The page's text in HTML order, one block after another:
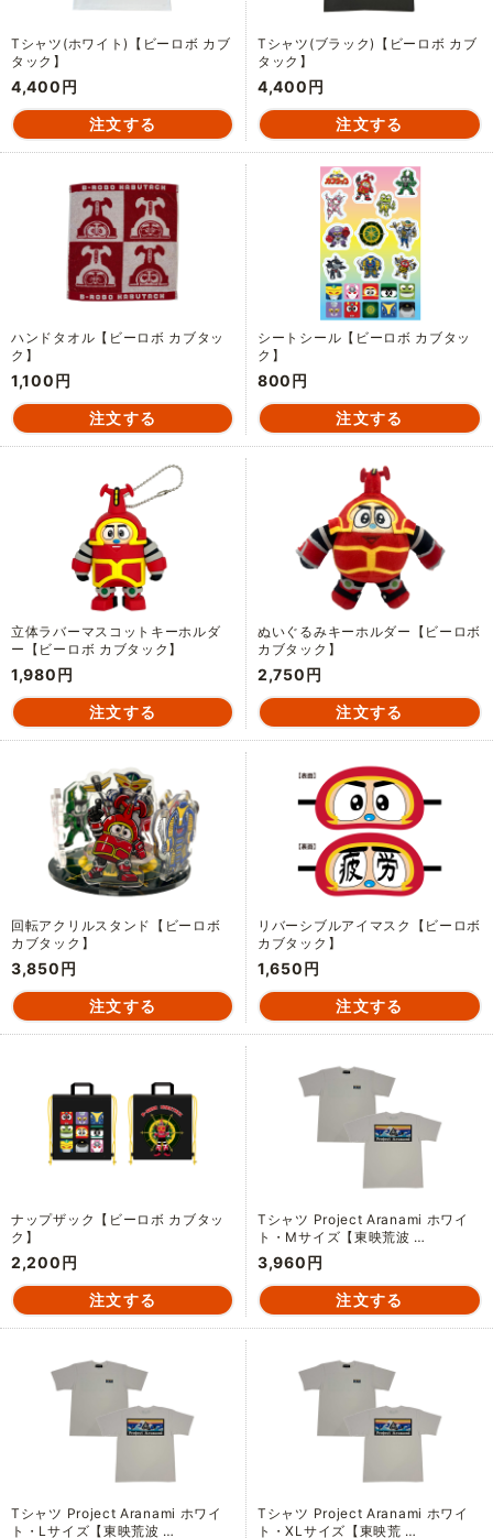
Tシャツ(ホワイト)【ビーロボ カブ
タック】
4,400円
Tシャツ(ブラック)【ビーロボ カブ
タック】
4,400円
ハンドタオル【ビーロボ カブタッ
ク】
1,100円
シートシール【ビーロボ カブタッ
ク】
800円
立体ラバーマスコットキーホルダ
ー【ビーロボ カブタック】
1,980円
ぬいぐるみキーホルダー【ビーロボ
カブタック】
2,750円
回転アクリルスタンド【ビーロボ
カブタック】
3,850円
リバーシブルアイマスク【ビーロボ
カブタック】
1,650円
ナップザック【ビーロボ カブタッ
ク】
2,200円
Tシャツ Project Aranami ホワイ
ト・Mサイズ【東映荒波 …
3,960円
Tシャツ Project Aranami ホワイ
ト・Lサイズ【東映荒波 …
Tシャツ Project Aranami ホワイ
ト・XLサイズ【東映荒 …